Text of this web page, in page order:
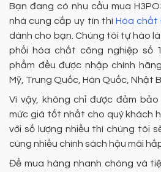
Bạn đang có nhu cầu mua
nhà cung cấp uy tín thì Hóa chất
dành cho bạn. Chúng tôi tự hào
phối hóa chất công nghiệp số
phẩm đều được nhập chính
Mỹ, Trung Quốc, Hàn Quốc, Nhật
Vì vậy, không chỉ được đảm
mức giá tốt nhất cho quý khách
với số lượng nhiều thì chúng tôi
cùng nhiều chính sách hậu mãi
Để mua hàng nhanh chóng và